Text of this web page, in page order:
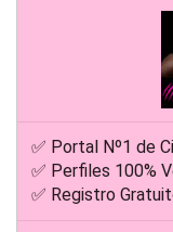
✅ Portal Nº1 de
✅ Perfiles 100%
✅ Registro